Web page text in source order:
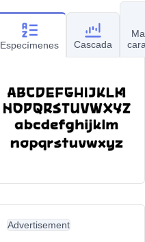
Especímenes Cascada
Advertisement